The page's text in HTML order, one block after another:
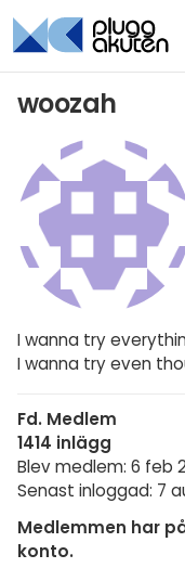
woozah
I wanna try
I wanna try even
Fd. Medlem
1414 inlägg
Blev medlem: 6 feb
Senast inloggad: 7
Medlemmen har
konto.